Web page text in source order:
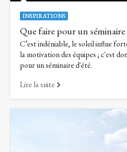
INSPIRATIONS
Que faire pour un séminaire
C’est indéniable, le soleil influe
la motivation des équipes ; c'est
pour un séminaire d'été.
Lire la suite